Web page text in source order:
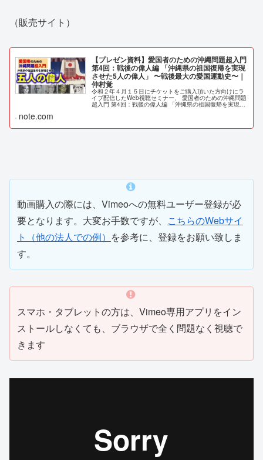
（販売サイト）
【プレゼン資料】愛国者のための沖縄問題超入門
第4回：戦後の偉人編 「沖縄県の祖国復帰を実現
させた5人の偉人」 〜戦後最大の愛国運動史〜｜
仲村覚
令和２年４月１５日にチケットをご購入頂いた方向けにラ
イブ配信したWeb視聴セミナー、 愛国者のための沖縄問題
超入門 第4回：戦後の偉人編 「沖縄県の祖国復帰を実現さ
note.com
動画購入の際には、Vimeoへの無料ユーザー登録が必
要となります。大変お手数ですが、 こちらのWebサイ
ト（他の法人での例） を参考に、登録をお願い致しま
す。
スマホ・タブレットの方は、Vimeo専用アプリをイン
ストールしなくても、ブラウザで全く問題なく視聴で
きます